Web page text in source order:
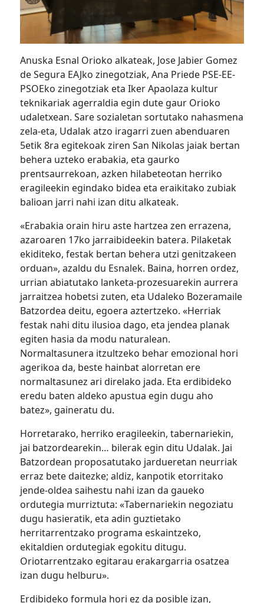
Anuska Esnal Orioko alkateak, Jose Jabier Gomez
de Segura EAJko zinegotziak, Ana Priede PSE-EE-
PSOEko zinegotziak eta Iker Apaolaza kultur
teknikariak agerraldia egin dute gaur Orioko
udaletxean. Sare sozialetan sortutako nahasmena
zela-eta, Udalak atzo iragarri zuen abenduaren
5etik 8ra egitekoak ziren San Nikolas jaiak bertan
behera uzteko erabakia, eta gaurko
prentsaurrekoan, azken hilabeteotan herriko
eragileekin egindako bidea eta eraikitako zubiak
balioan jarri nahi izan ditu alkateak.
«Erabakia orain hiru aste hartzea zen errazena,
azaroaren 17ko jarraibideekin batera. Pilaketak
ekiditeko, festak bertan behera utzi genitzakeen
orduan», azaldu du Esnalek. Baina, horren ordez,
urrian abiatutako lanketa-prozesuarekin aurrera
jarraitzea hobetsi zuten, eta Udaleko Bozeramaile
Batzordea deitu, egoera aztertzeko. «Herriak
festak nahi ditu ilusioa dago, eta jendea planak
egiten hasia da modu naturalean.
Normaltasunera itzultzeko behar emozional hori
agerikoa da, beste hainbat alorretan ere
normaltasunez ari direlako jada. Eta erdibideko
eredu baten aldeko apustua egin dugu aho
batez», gaineratu du.
Horretarako, herriko eragileekin, tabernariekin,
jai batzordearekin… bilerak egin ditu Udalak. Jai
Batzordean proposatutako jardueretan neurriak
erraz bete daitezke; aldiz, kanpotik etorritako
jende-oldea saihestu nahi izan da gaueko
ordutegia murriztuta: «Tabernariekin negoziatu
dugu hasieratik, eta adin guztietako
herritarrentzako programa eskaintzeko,
ekitaldien ordutegiak egokitu ditugu.
Oriotarrentzako egitarau erakargarria osatzea
izan dugu helburu».
Erdibideko formula hori ez da posible izan,